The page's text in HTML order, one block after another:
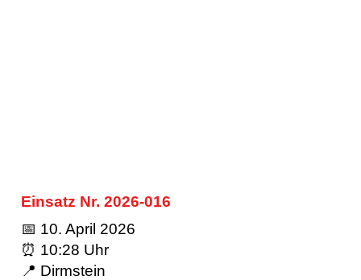
Einsatz Nr. 2026-016
📅 10. April 2026
⏰ 10:28 Uhr
📍 Dirmstein